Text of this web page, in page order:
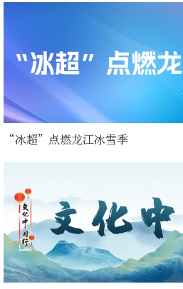
“冰超”点燃龙江冰雪季